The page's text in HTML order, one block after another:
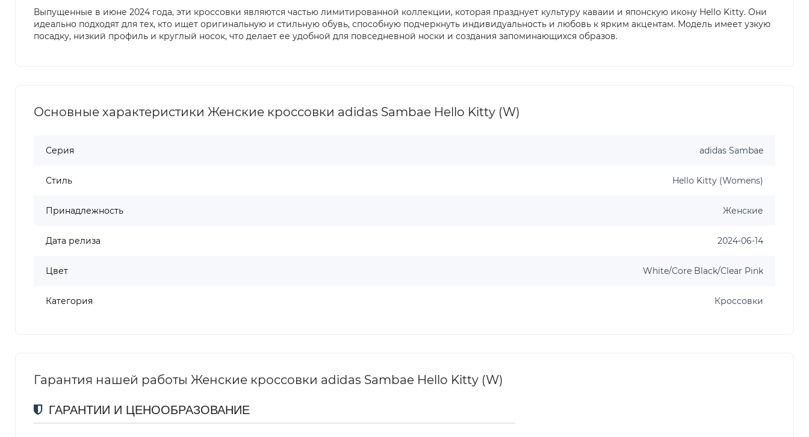
Выпущенные в июне 2024 года, эти кроссовки являются частью лимитированной коллекции, которая празднует культуру каваии и японскую икону Hello Kitty. Они
идеально подходят для тех, кто ищет оригинальную и стильную обувь, способную подчеркнуть индивидуальность и любовь к ярким акцентам. Модель имеет узкую
посадку, низкий профиль и круглый носок, что делает ее удобной для повседневной носки и создания запоминающихся образов.
Основные характеристики Женские кроссовки adidas Sambae Hello Kitty (W)
Серия adidas Sambae
Стиль Hello Kitty (Womens)
Принадлежность Женские
Дата релиза 2024-06-14
Цвет White/Core Black/Clear Pink
Категория Кроссовки
Гарантия нашей работы Женские кроссовки adidas Sambae Hello Kitty (W)
ГАРАНТИИ И ЦЕНООБРАЗОВАНИЕ